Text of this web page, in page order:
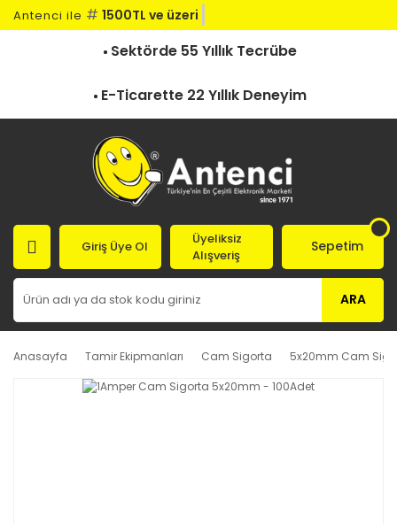
Antenci ile # 1500TL ve üzeri ka
Sektörde 55 Yıllık Tecrübe
E-Ticarette 22 Yıllık Deneyim
ARA
Giriş Üye Ol
Üyeliksiz
Alışveriş
Sepetim
Anasayfa Tamir Ekipmanları Cam Sigorta 5x20mm Cam